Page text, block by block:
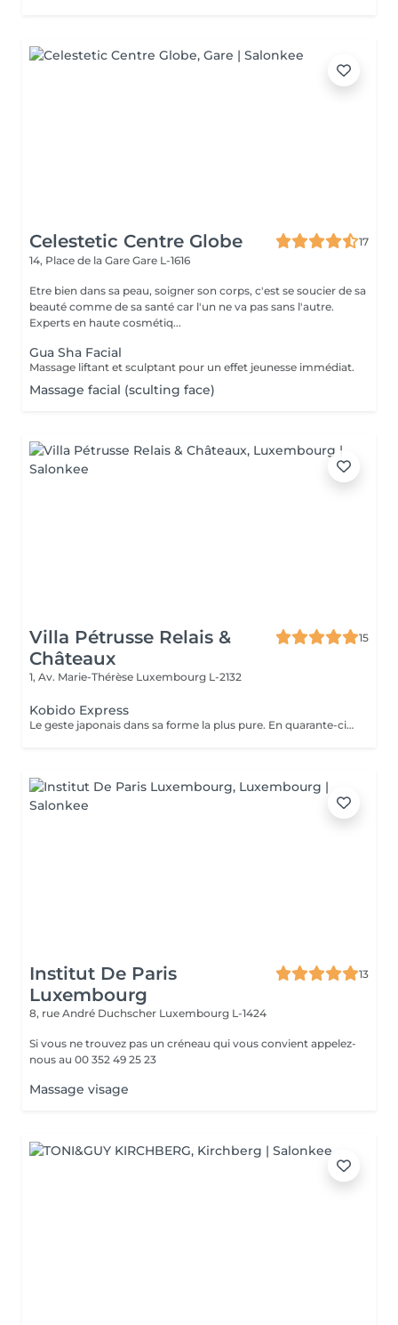
Celestetic Centre Globe
17
14, Place de la Gare Gare L-1616
Etre bien dans sa peau, soigner son corps, c'est se soucier de sa
beauté comme de sa santé car l'un ne va pas sans l'autre.
Experts en haute cosmétiq...
Gua Sha Facial
Massage liftant et sculptant pour un effet jeunesse immédiat.
Massage facial (sculting face)
Villa Pétrusse Relais &
Châteaux
15
1, Av. Marie-Thérèse Luxembourg L-2132
Kobido Express
Le geste japonais dans sa forme la plus pure. En quarante-cinq minutes, ce massage facial ancestral aux mouvements précis relance la micro-circulation, dénoue les tensions du visage et redessine les traits. Un soin bref mais intense, pour un teint relancé et une sensation de fraîcheur immédiate, entre deux rendez-vous ou avant une soirée.
Institut De Paris
Luxembourg
13
8, rue André Duchscher Luxembourg L-1424
Si vous ne trouvez pas un créneau qui vous convient appelez-
nous au 00 352 49 25 23
Massage visage